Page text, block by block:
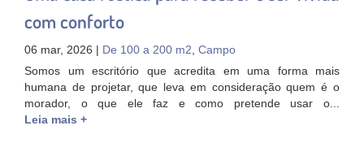
com conforto
06 mar, 2026 | De 100 a 200 m2, Campo
Somos um escritório que acredita em uma forma mais
humana de projetar, que leva em consideração quem é o
morador, o que ele faz e como pretende usar o...
Leia mais +